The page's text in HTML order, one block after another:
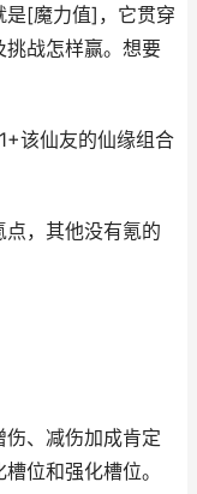
是[魔力值]，它贯穿
挑战怎样赢。想要
该仙友的仙缘组合
点，其他没有氪的
、减伤加成肯定
位和强化槽位。